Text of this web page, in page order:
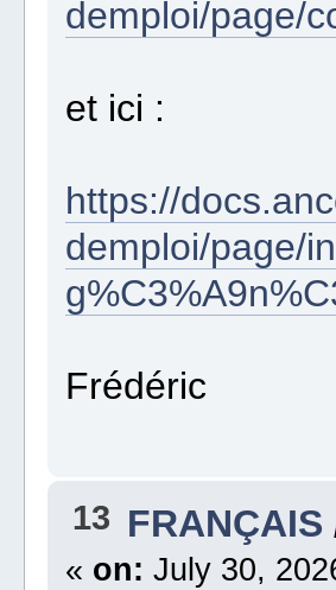
demploi/page/
et ici :
https://
demploi/page/
Frédéric
13 FRANÇAIS
« on: July 30,